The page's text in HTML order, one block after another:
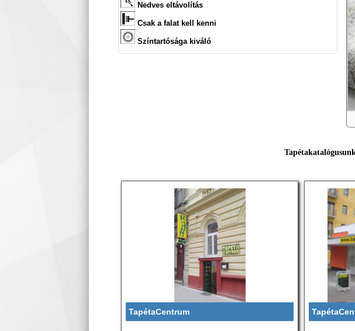
Nedves eltávolítás
Csak a falat kell kenni
Színtartósága kiváló
TapétaCentrum